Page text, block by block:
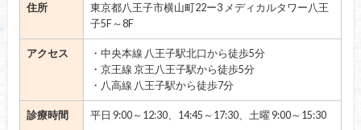
住所
東京都八王子市横山町22ー3 メディカルタワー八王
子5F～8F
アクセス
・中央本線 八王子駅北口から徒歩5分
・京王線 京王八王子駅から徒歩5分
・八高線 八王子駅から徒歩7分
診療時間 平日 9:00～12:30、14:45～17:30、土曜 9:00～15:30